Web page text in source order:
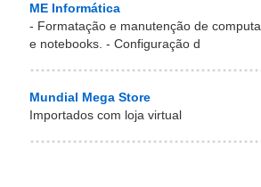
ME Informática
- Formatação e manutenção de
e notebooks. - Configuração d
Mundial Mega Store
Importados com loja virtual